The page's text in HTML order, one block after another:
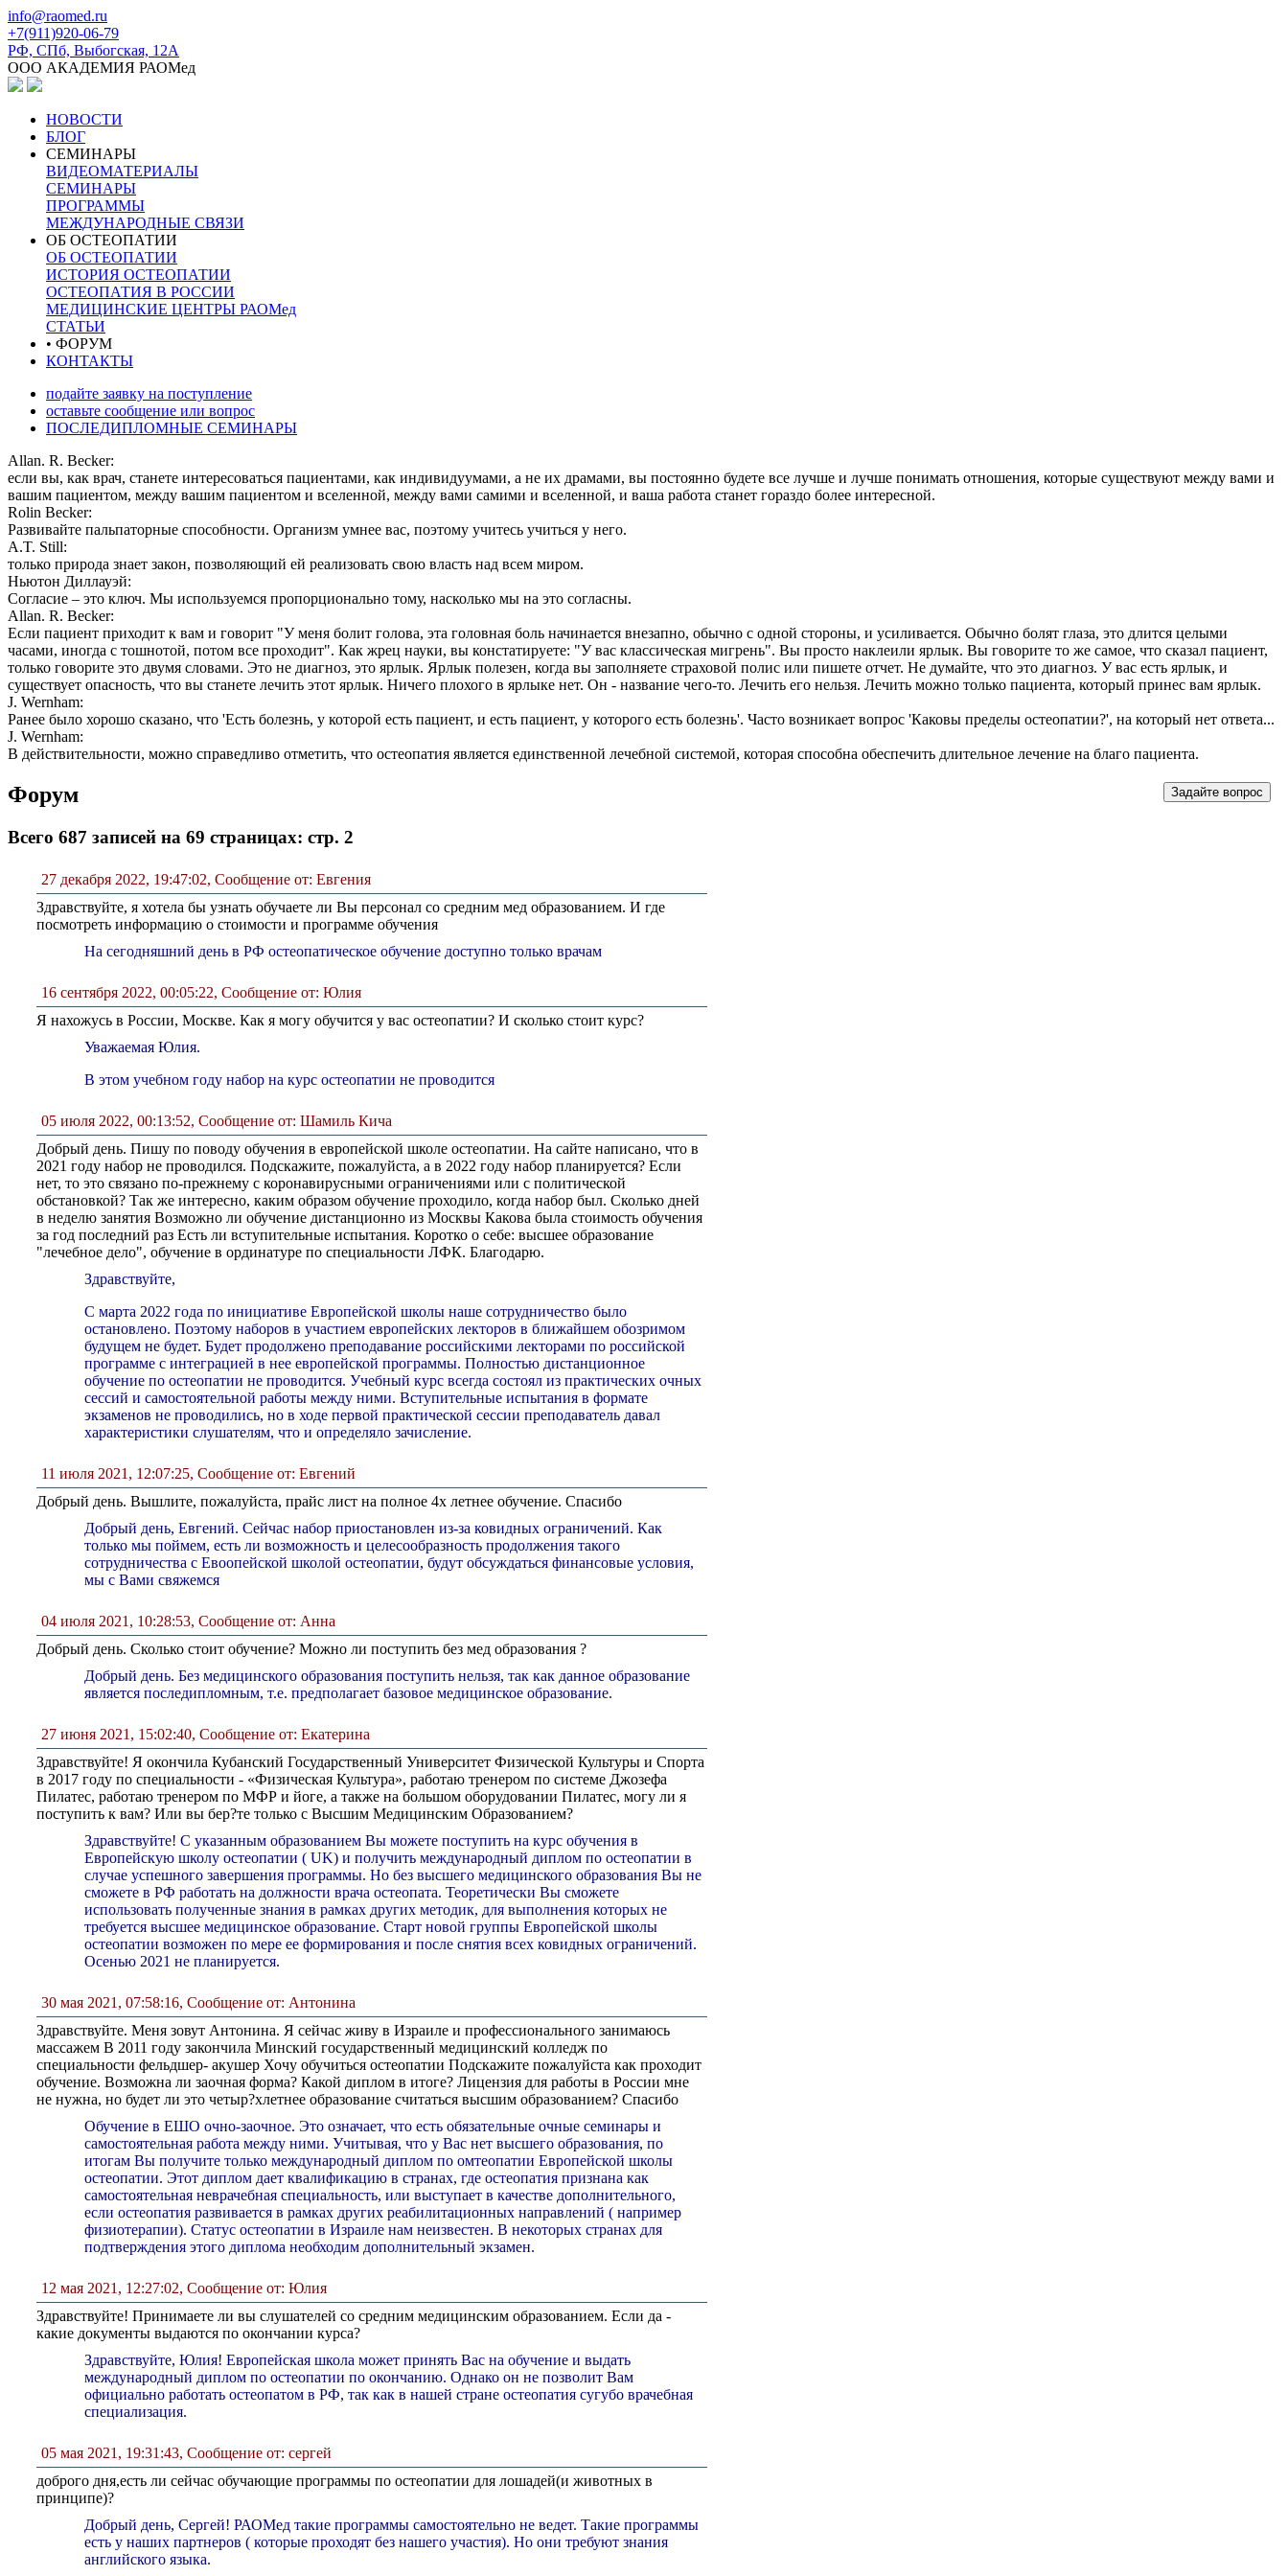
info@raomed.ru
+7(911)920-06-79
РФ, СПб, Выбогская, 12А
ООО АКАДЕМИЯ РАОМед
НОВОСТИ
БЛОГ
СЕМИНАРЫ
ВИДЕОМАТЕРИАЛЫ
СЕМИНАРЫ
ПРОГРАММЫ
МЕЖДУНАРОДНЫЕ СВЯЗИ
ОБ ОСТЕОПАТИИ
ОБ ОСТЕОПАТИИ
ИСТОРИЯ ОСТЕОПАТИИ
ОСТЕОПАТИЯ В РОССИИ
МЕДИЦИНСКИЕ ЦЕНТРЫ РАОМед
СТАТЬИ
• ФОРУМ
КОНТАКТЫ
подайте заявку на поступление
оставьте сообщение или вопрос
ПОСЛЕДИПЛОМНЫЕ СЕМИНАРЫ
Allan. R. Becker:
если вы, как врач, станете интересоваться пациентами, как индивидуумами, а не их драмами, вы постоянно будете все лучше и лучше понимать отношения, которые существуют между вами и
вашим пациентом, между вашим пациентом и вселенной, между вами самими и вселенной, и ваша работа станет гораздо более интересной.
Rolin Becker:
Развивайте пальпаторные способности. Организм умнее вас, поэтому учитесь учиться у него.
A.T. Still:
только природа знает закон, позволяющий ей реализовать свою власть над всем миром.
Ньютон Диллауэй:
Согласие – это ключ. Мы используемся пропорционально тому, насколько мы на это согласны.
Allan. R. Becker:
Если пациент приходит к вам и говорит "У меня болит голова, эта головная боль начинается внезапно, обычно с одной стороны, и усиливается. Обычно болят глаза, это длится целыми
часами, иногда с тошнотой, потом все проходит". Как жрец науки, вы констатируете: "У вас классическая мигрень". Вы просто наклеили ярлык. Вы говорите то же самое, что сказал пациент,
только говорите это двумя словами. Это не диагноз, это ярлык. Ярлык полезен, когда вы заполняете страховой полис или пишете отчет. Не думайте, что это диагноз. У вас есть ярлык, и
существует опасность, что вы станете лечить этот ярлык. Ничего плохого в ярлыке нет. Он - название чего-то. Лечить его нельзя. Лечить можно только пациента, который принес вам ярлык.
J. Wernham:
Ранее было хорошо сказано, что 'Есть болезнь, у которой есть пациент, и есть пациент, у которого есть болезнь'. Часто возникает вопрос 'Каковы пределы остеопатии?', на который нет ответа...
J. Wernham:
В действительности, можно справедливо отметить, что остеопатия является единственной лечебной системой, которая способна обеспечить длительное лечение на благо пациента.
Форум
Всего 687 записей на 69 страницах: стр. 2
27 декабря 2022, 19:47:02, Сообщение от: Евгения
Здравствуйте, я хотела бы узнать обучаете ли Вы персонал со средним мед образованием. И где
посмотреть информацию о стоимости и программе обучения
На сегодняшний день в РФ остеопатическое обучение доступно только врачам
16 сентября 2022, 00:05:22, Сообщение от: Юлия
Я нахожусь в России, Москве. Как я могу обучится у вас остеопатии? И сколько стоит курс?
Уважаемая Юлия.
В этом учебном году набор на курс остеопатии не проводится
05 июля 2022, 00:13:52, Сообщение от: Шамиль Кича
Добрый день. Пишу по поводу обучения в европейской школе остеопатии. На сайте написано, что в
2021 году набор не проводился. Подскажите, пожалуйста, а в 2022 году набор планируется? Если
нет, то это связано по-прежнему с коронавирусными ограничениями или с политической
обстановкой? Так же интересно, каким образом обучение проходило, когда набор был. Сколько дней
в неделю занятия Возможно ли обучение дистанционно из Москвы Какова была стоимость обучения
за год последний раз Есть ли вступительные испытания. Коротко о себе: высшее образование
"лечебное дело", обучение в ординатуре по специальности ЛФК. Благодарю.
Здравствуйте,
С марта 2022 года по инициативе Европейской школы наше сотрудничество было
остановлено. Поэтому наборов в участием европейских лекторов в ближайшем обозримом
будущем не будет. Будет продолжено преподавание российскими лекторами по российской
программе с интеграцией в нее европейской программы. Полностью дистанционное
обучение по остеопатии не проводится. Учебный курс всегда состоял из практических очных
сессий и самостоятельной работы между ними. Вступительные испытания в формате
экзаменов не проводились, но в ходе первой практической сессии преподаватель давал
характеристики слушателям, что и определяло зачисление.
11 июля 2021, 12:07:25, Сообщение от: Евгений
Добрый день. Вышлите, пожалуйста, прайс лист на полное 4х летнее обучение. Спасибо
Добрый день, Евгений. Сейчас набор приостановлен из-за ковидных ограничений. Как
только мы поймем, есть ли возможность и целесообразность продолжения такого
сотрудничества с Евоопейской школой остеопатии, будут обсуждаться финансовые условия,
мы с Вами свяжемся
04 июля 2021, 10:28:53, Сообщение от: Анна
Добрый день. Сколько стоит обучение? Можно ли поступить без мед образования ?
Добрый день. Без медицинского образования поступить нельзя, так как данное образование
является последипломным, т.е. предполагает базовое медицинское образование.
27 июня 2021, 15:02:40, Сообщение от: Екатерина
Здравствуйте! Я окончила Кубанский Государственный Университет Физической Культуры и Спорта
в 2017 году по специальности - «Физическая Культура», работаю тренером по системе Джозефа
Пилатес, работаю тренером по МФР и йоге, а также на большом оборудовании Пилатес, могу ли я
поступить к вам? Или вы бер?те только с Высшим Медицинским Образованием?
Здравствуйте! С указанным образованием Вы можете поступить на курс обучения в
Европейскую школу остеопатии ( UK) и получить международный диплом по остеопатии в
случае успешного завершения программы. Но без высшего медицинского образования Вы не
сможете в РФ работать на должности врача остеопата. Теоретически Вы сможете
использовать полученные знания в рамках других методик, для выполнения которых не
требуется высшее медицинское образование. Старт новой группы Европейской школы
остеопатии возможен по мере ее формирования и после снятия всех ковидных ограничений.
Осенью 2021 не планируется.
30 мая 2021, 07:58:16, Сообщение от: Антонина
Здравствуйте. Меня зовут Антонина. Я сейчас живу в Израиле и профессионального занимаюсь
массажем В 2011 году закончила Минский государственный медицинский колледж по
специальности фельдшер- акушер Хочу обучиться остеопатии Подскажите пожалуйста как проходит
обучение. Возможна ли заочная форма? Какой диплом в итоге? Лицензия для работы в России мне
не нужна, но будет ли это четыр?хлетнее образование считаться высшим образованием? Спасибо
Обучение в ЕШО очно-заочное. Это означает, что есть обязательные очные семинары и
самостоятельная работа между ними. Учитывая, что у Вас нет высшего образования, по
итогам Вы получите только международный диплом по омтеопатии Европейской школы
остеопатии. Этот диплом дает квалификацию в странах, где остеопатия признана как
самостоятельная неврачебная специальность, или выступает в качестве дополнительного,
если остеопатия развивается в рамках других реабилитационных направлений ( например
физиотерапии). Статус остеопатии в Израиле нам неизвестен. В некоторых странах для
подтверждения этого диплома необходим дополнительный экзамен.
12 мая 2021, 12:27:02, Сообщение от: Юлия
Здравствуйте! Принимаете ли вы слушателей со средним медицинским образованием. Если да -
какие документы выдаются по окончании курса?
Здравствуйте, Юлия! Европейская школа может принять Вас на обучение и выдать
международный диплом по остеопатии по окончанию. Однако он не позволит Вам
официально работать остеопатом в РФ, так как в нашей стране остеопатия сугубо врачебная
специализация.
05 мая 2021, 19:31:43, Сообщение от: сергей
доброго дня,есть ли сейчас обучающие программы по остеопатии для лошадей(и животных в
принципе)?
Добрый день, Сергей! РАОМед такие программы самостоятельно не ведет. Такие программы
есть у наших партнеров ( которые проходят без нашего участия). Но они требуют знания
английского языка.